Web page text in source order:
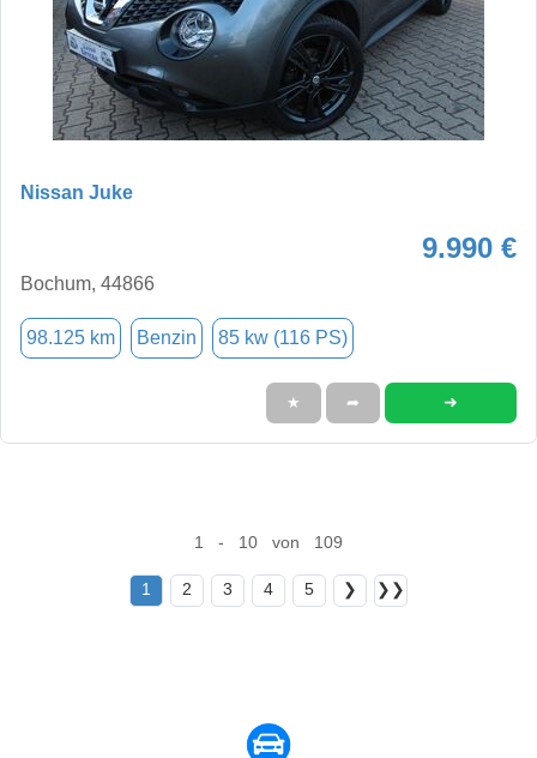
Nissan Juke
9.990 €
Bochum, 44866
98.125 km Benzin 85 kw (116 PS)
★ ➦ ➜
1 - 10 von 109
1 2 3 4 5 ❯ ❯❯